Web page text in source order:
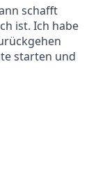
schafft
ist. Ich habe
starten und